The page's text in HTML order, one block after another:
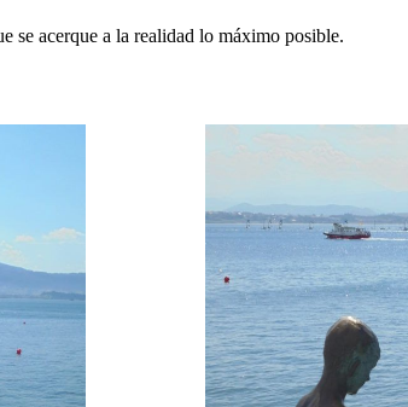
se acerque a la realidad lo máximo posible.